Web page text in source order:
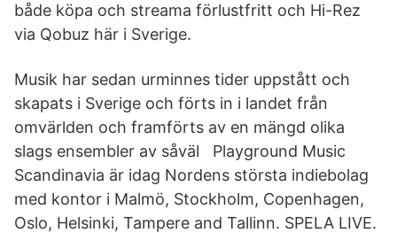
både köpa och streama förlustfritt och Hi-Rez
via Qobuz här i Sverige.
Musik har sedan urminnes tider uppstått och
skapats i Sverige och förts in i landet från
omvärlden och framförts av en mängd olika
slags ensembler av såväl Playground Music
Scandinavia är idag Nordens största indiebolag
med kontor i Malmö, Stockholm, Copenhagen,
Oslo, Helsinki, Tampere and Tallinn. SPELA LIVE.